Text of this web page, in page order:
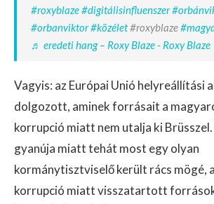
#roxyblaze#digitálisinfluenszer
#orbanviktor#közélet#roxyblaze
♬ eredeti hang – Roxy Blaze - Roxy Blaze
Vagyis: az Európai Unió helyreállítási
dolgozott, aminek forrásait a
korrupció miatt nem utalja ki
gyanúja miatt tehát most egy olyan
kormánytisztviselő került rács mögé,
korrupció miatt visszatartott